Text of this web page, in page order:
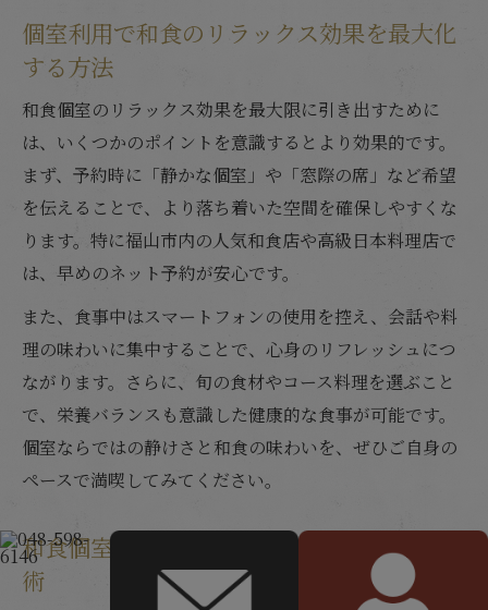
個室利用で和食のリラックス効果を最大化
する方法
和食個室のリラックス効果を最大限に引き出すために
は、いくつかのポイントを意識するとより効果的です。
まず、予約時に「静かな個室」や「窓際の席」など希望
を伝えることで、より落ち着いた空間を確保しやすくな
ります。特に福山市内の人気和食店や高級日本料理店で
は、早めのネット予約が安心です。
また、食事中はスマートフォンの使用を控え、会話や料
理の味わいに集中することで、心身のリフレッシュにつ
ながります。さらに、旬の食材やコース料理を選ぶこと
で、栄養バランスも意識した健康的な食事が可能です。
個室ならではの静けさと和食の味わいを、ぜひご自身の
ペースで満喫してみてください。
和食個室で実践できる心身の健康サポート
術